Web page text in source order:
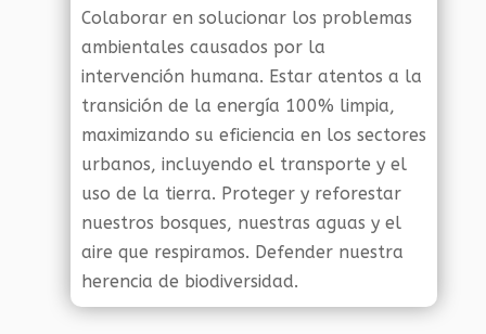
Colaborar en solucionar los problemas
ambientales causados por la
intervención humana. Estar atentos a la
transición de la energía 100% limpia,
maximizando su eficiencia en los sectores
urbanos, incluyendo el transporte y el
uso de la tierra. Proteger y reforestar
nuestros bosques, nuestras aguas y el
aire que respiramos. Defender nuestra
herencia de biodiversidad.